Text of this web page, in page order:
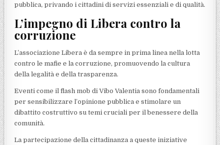
pubblica, privando i cittadini di servizi essenziali e di qualità.
L’impegno di Libera contro la
corruzione
L’associazione Libera è da sempre in prima linea nella lotta
contro le mafie e la corruzione, promuovendo la cultura
della legalità e della trasparenza.
Eventi come il flash mob di Vibo Valentia sono fondamentali
per sensibilizzare l’opinione pubblica e stimolare un
dibattito costruttivo su temi cruciali per il benessere della
comunità.
La partecipazione della cittadinanza a queste iniziative